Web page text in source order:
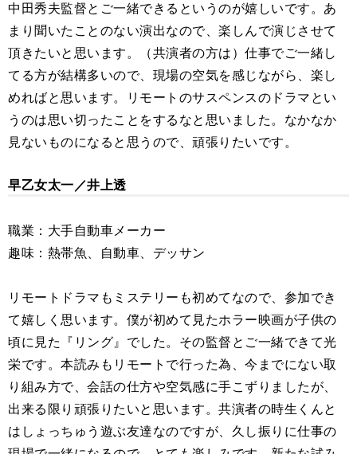
中田秀夫監督とご一緒できるというのが嬉しいです。あ
まり聞いたことのない演出なので、楽しんで演じさせて
頂きたいと思います。（共演者の方は）仕事でご一緒し
てる方が結構多いので、現場の空気を感じながら、楽し
めればと思います。リモートのサスペンスのドラマとい
うのは思い切ったことをするなと思いました。なかなか
見ないものになると思うので、頑張りたいです。
早乙女太一／井上透
職業：大手自動車メーカー
趣味：熱帯魚、自動車、デッサン
リモートドラマもミステリーも初めてなので、参加でき
て嬉しく思います。僕が初めて見たホラー映画が子供の
頃に見た『リング』でした。その監督とご一緒できて光
栄です。本読みもリモートで行った為、今までにない取
り組み方で、会話の仕方や空気感に手こずりましたが、
出来る限り頑張りたいと思います。共演者の時生くんと
はしょっちゅう遊ぶ友達なのですが、久し振りに仕事の